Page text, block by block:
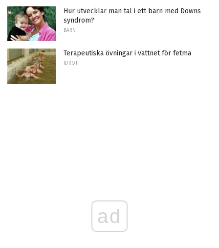
Hur utvecklar man tal i ett barn med Downs
syndrom?
BARN
Terapeutiska övningar i vattnet för fetma
IDROTT
ad